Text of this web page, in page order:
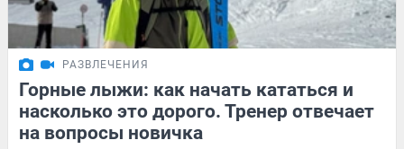
РАЗВЛЕЧЕНИЯ
Горные лыжи: как начать кататься и
насколько это дорого. Тренер отвечает
на вопросы новичка